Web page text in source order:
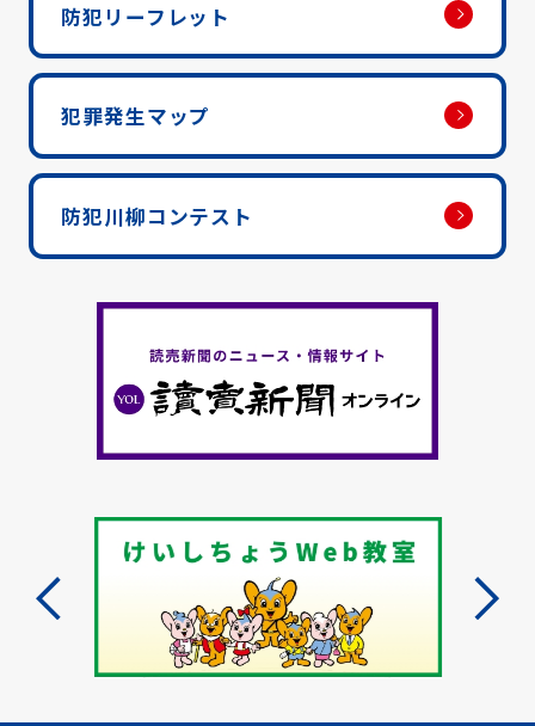
防犯リーフレット
犯罪発生マップ
防犯川柳コンテスト